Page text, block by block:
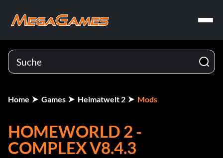
Home Games Heimatwelt 2 Mods
HOMEWORLD 2 -
COMPLEX V8.4.3